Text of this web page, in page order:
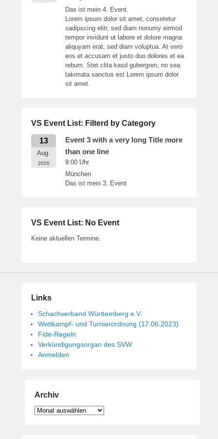
Das ist mein 4. Event.
Lorem ipsum dolor sit amet, consetetur
sadipscing elitr, sed diam nonumy eirmod
tempor invidunt ut labore et dolore magna
aliquyam erat, sed diam voluptua. At vero
eos et accusam et justo duo dolores et ea
rebum. Stet clita kasd gubergren, no sea
takimata sanctus est Lorem ipsum dolor
sit amet.
VS Event List: Filterd by Category
13
Aug.
2026
Event 3 with a very long Title more
than one line
9:00 Uhr
München
Das ist mein 3. Event
VS Event List: No Event
Keine aktuellen Termine.
Links
Schachverband Württemberg e.V.
Wettkampf- und Turnierordnung (17.06.2023)
Fide-Regeln
Verkündigungsorgan des SVW
Anmelden
Archiv
Archiv